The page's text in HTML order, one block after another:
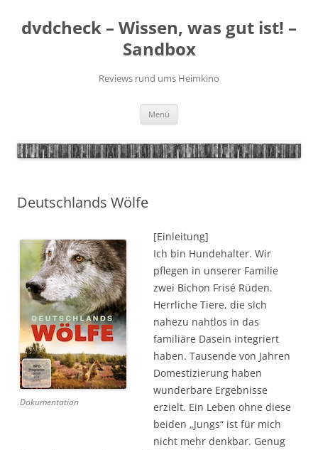
springen
dvdcheck – Wissen, was gut ist! –
Sandbox
Reviews rund ums Heimkino
Menü
Deutschlands Wölfe
Dokumentation
[Einleitung]
Ich bin Hundehalter. Wir
pflegen in unserer Familie
zwei Bichon Frisé Rüden.
Herrliche Tiere, die sich
nahezu nahtlos in das
familiäre Dasein integriert
haben. Tausende von Jahren
Domestizierung haben
wunderbare Ergebnisse
erzielt. Ein Leben ohne diese
beiden „Jungs“ ist für mich
nicht mehr denkbar. Genug